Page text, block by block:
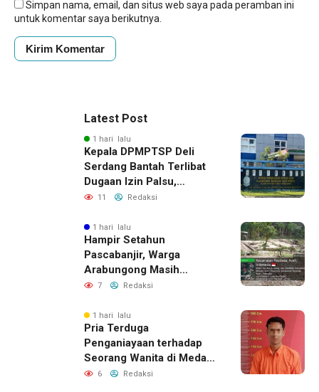
Simpan nama, email, dan situs web saya pada peramban ini
untuk komentar saya berikutnya.
Latest Post
1 hari lalu
Kepala DPMPTSP Deli
Serdang Bantah Terlibat
Dugaan Izin Palsu,
Tegaskan Proses
Jalur Resmi
11 Redaksi
1 hari lalu
Hampir Setahun
Pascabanjir, Warga
Arabungong Masih
Menunggu Bantuan
7 Redaksi
1 hari lalu
Pria Terduga
Penganiayaan terhadap
Seorang Wanita di Medan
Ditangkap Polisi
6 Redaksi